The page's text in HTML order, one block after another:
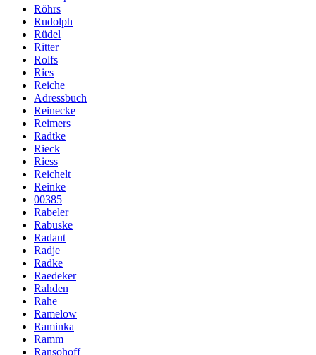
Röhrs
Rudolph
Rüdel
Ritter
Rolfs
Ries
Reiche
Adressbuch
Reinecke
Reimers
Radtke
Rieck
Riess
Reichelt
Reinke
00385
Rabeler
Rabuske
Radaut
Radje
Radke
Raedeker
Rahden
Rahe
Ramelow
Raminka
Ramm
Ransohoff